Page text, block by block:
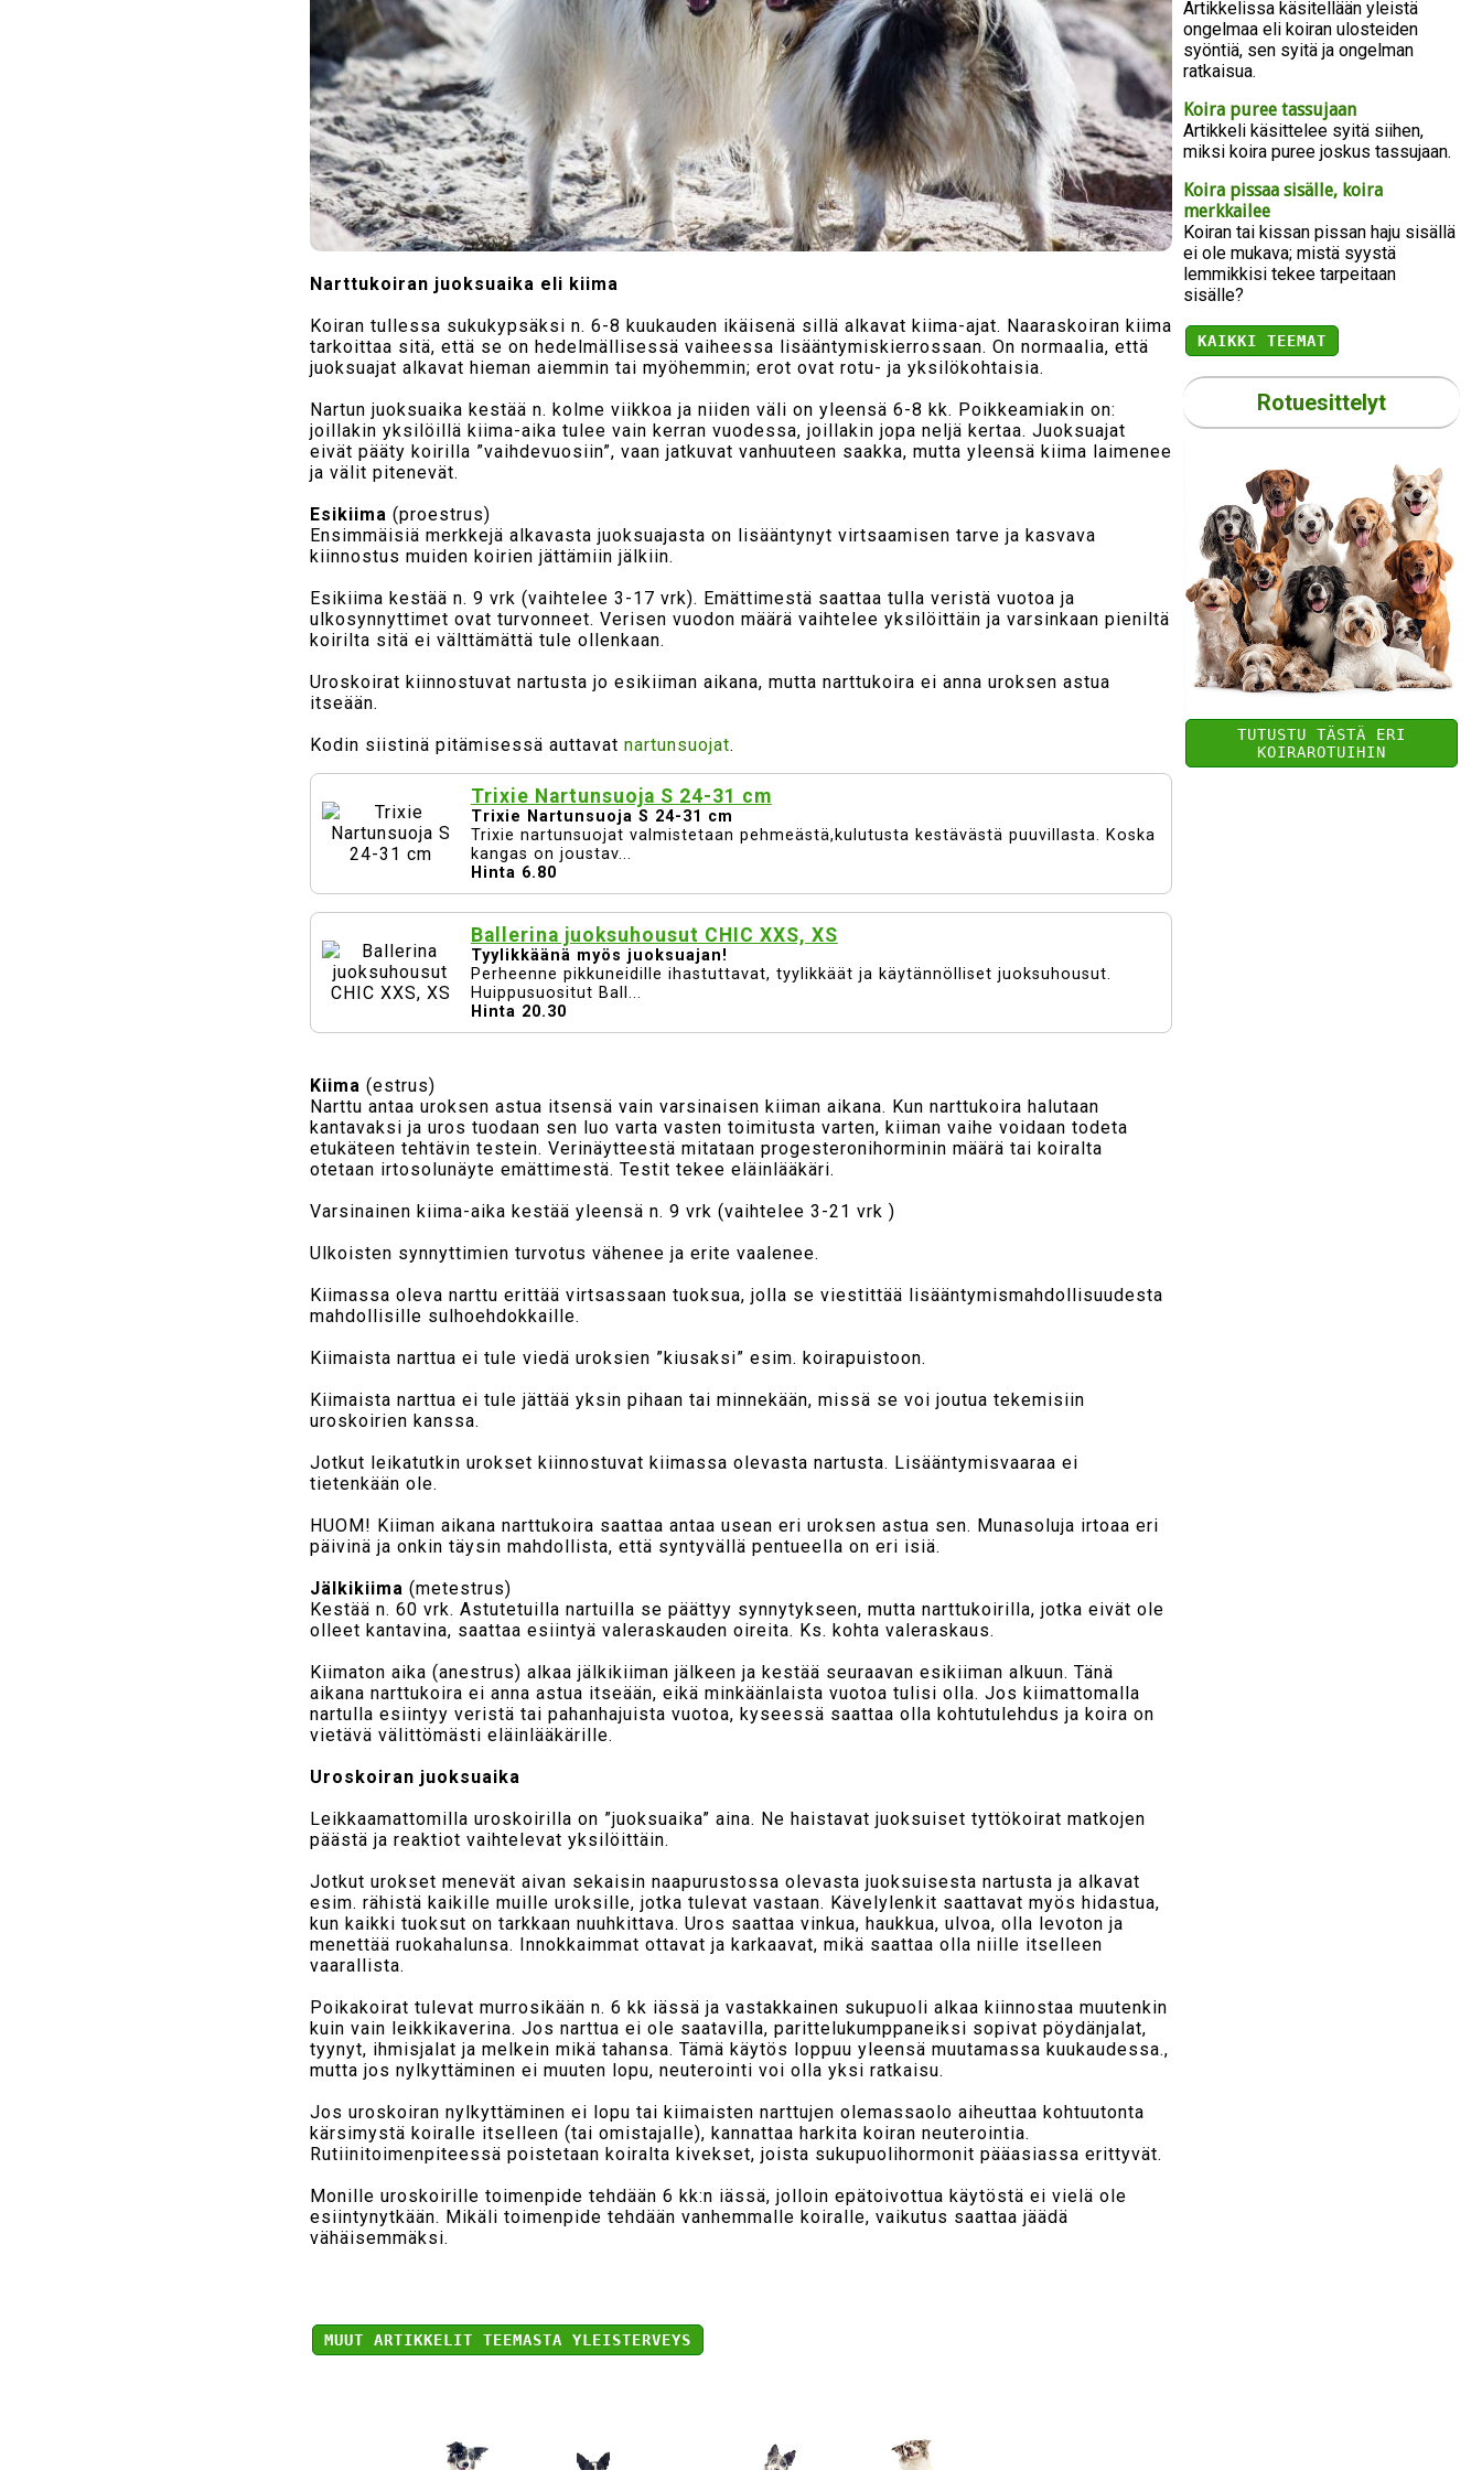
Narttukoiran juoksuaika eli kiima
Koiran tullessa sukukypsäksi n. 6-8 kuukauden ikäisenä sillä alkavat kiima-ajat. Naaraskoiran kiima
tarkoittaa sitä, että se on hedelmällisessä vaiheessa lisääntymiskierrossaan. On normaalia, että
juoksuajat alkavat hieman aiemmin tai myöhemmin; erot ovat rotu- ja yksilökohtaisia.
Nartun juoksuaika kestää n. kolme viikkoa ja niiden väli on yleensä 6-8 kk. Poikkeamiakin on:
joillakin yksilöillä kiima-aika tulee vain kerran vuodessa, joillakin jopa neljä kertaa. Juoksuajat
eivät pääty koirilla ”vaihdevuosiin”, vaan jatkuvat vanhuuteen saakka, mutta yleensä kiima laimenee
ja välit pitenevät.
Esikiima (proestrus)
Ensimmäisiä merkkejä alkavasta juoksuajasta on lisääntynyt virtsaamisen tarve ja kasvava
kiinnostus muiden koirien jättämiin jälkiin.
Esikiima kestää n. 9 vrk (vaihtelee 3-17 vrk). Emättimestä saattaa tulla veristä vuotoa ja
ulkosynnyttimet ovat turvonneet. Verisen vuodon määrä vaihtelee yksilöittäin ja varsinkaan pieniltä
koirilta sitä ei välttämättä tule ollenkaan.
Uroskoirat kiinnostuvat nartusta jo esikiiman aikana, mutta narttukoira ei anna uroksen astua
itseään.
Kodin siistinä pitämisessä auttavat nartunsuojat.
Trixie Nartunsuoja S 24-31 cm
Trixie Nartunsuoja S 24-31 cm
Trixie nartunsuojat valmistetaan pehmeästä,kulutusta kestävästä puuvillasta. Koska
kangas on joustav...
Hinta 6.80
Ballerina juoksuhousut CHIC XXS, XS
Tyylikkäänä myös juoksuajan!
Perheenne pikkuneidille ihastuttavat, tyylikkäät ja käytännölliset juoksuhousut.
Huippusuositut Ball...
Hinta 20.30
Kiima (estrus)
Narttu antaa uroksen astua itsensä vain varsinaisen kiiman aikana. Kun narttukoira halutaan
kantavaksi ja uros tuodaan sen luo varta vasten toimitusta varten, kiiman vaihe voidaan todeta
etukäteen tehtävin testein. Verinäytteestä mitataan progesteronihorminin määrä tai koiralta
otetaan irtosolunäyte emättimestä. Testit tekee eläinlääkäri.
Varsinainen kiima-aika kestää yleensä n. 9 vrk (vaihtelee 3-21 vrk )
Ulkoisten synnyttimien turvotus vähenee ja erite vaalenee.
Kiimassa oleva narttu erittää virtsassaan tuoksua, jolla se viestittää lisääntymismahdollisuudesta
mahdollisille sulhoehdokkaille.
Kiimaista narttua ei tule viedä uroksien ”kiusaksi” esim. koirapuistoon.
Kiimaista narttua ei tule jättää yksin pihaan tai minnekään, missä se voi joutua tekemisiin
uroskoirien kanssa.
Jotkut leikatutkin urokset kiinnostuvat kiimassa olevasta nartusta. Lisääntymisvaaraa ei
tietenkään ole.
HUOM! Kiiman aikana narttukoira saattaa antaa usean eri uroksen astua sen. Munasoluja irtoaa eri
päivinä ja onkin täysin mahdollista, että syntyvällä pentueella on eri isiä.
Jälkikiima (metestrus)
Kestää n. 60 vrk. Astutetuilla nartuilla se päättyy synnytykseen, mutta narttukoirilla, jotka eivät ole
olleet kantavina, saattaa esiintyä valeraskauden oireita. Ks. kohta valeraskaus.
Kiimaton aika (anestrus) alkaa jälkikiiman jälkeen ja kestää seuraavan esikiiman alkuun. Tänä
aikana narttukoira ei anna astua itseään, eikä minkäänlaista vuotoa tulisi olla. Jos kiimattomalla
nartulla esiintyy veristä tai pahanhajuista vuotoa, kyseessä saattaa olla kohtutulehdus ja koira on
vietävä välittömästi eläinlääkärille.
Uroskoiran juoksuaika
Leikkaamattomilla uroskoirilla on ”juoksuaika” aina. Ne haistavat juoksuiset tyttökoirat matkojen
päästä ja reaktiot vaihtelevat yksilöittäin.
Jotkut urokset menevät aivan sekaisin naapurustossa olevasta juoksuisesta nartusta ja alkavat
esim. rähistä kaikille muille uroksille, jotka tulevat vastaan. Kävelylenkit saattavat myös hidastua,
kun kaikki tuoksut on tarkkaan nuuhkittava. Uros saattaa vinkua, haukkua, ulvoa, olla levoton ja
menettää ruokahalunsa. Innokkaimmat ottavat ja karkaavat, mikä saattaa olla niille itselleen
vaarallista.
Poikakoirat tulevat murrosikään n. 6 kk iässä ja vastakkainen sukupuoli alkaa kiinnostaa muutenkin
kuin vain leikkikaverina. Jos narttua ei ole saatavilla, parittelukumppaneiksi sopivat pöydänjalat,
tyynyt, ihmisjalat ja melkein mikä tahansa. Tämä käytös loppuu yleensä muutamassa kuukaudessa.,
mutta jos nylkyttäminen ei muuten lopu, neuterointi voi olla yksi ratkaisu.
Jos uroskoiran nylkyttäminen ei lopu tai kiimaisten narttujen olemassaolo aiheuttaa kohtuutonta
kärsimystä koiralle itselleen (tai omistajalle), kannattaa harkita koiran neuterointia.
Rutiinitoimenpiteessä poistetaan koiralta kivekset, joista sukupuolihormonit pääasiassa erittyvät.
Monille uroskoirille toimenpide tehdään 6 kk:n iässä, jolloin epätoivottua käytöstä ei vielä ole
esiintynytkään. Mikäli toimenpide tehdään vanhemmalle koiralle, vaikutus saattaa jäädä
vähäisemmäksi.
MUUT ARTIKKELIT TEEMASTA YLEISTERVEYS
Huipputarjous Sinulle!
Haluatko saada tämän kätevän pohjavillaharjanpuoleen
Artikkelissa käsitellään yleistä
ongelmaa eli koiran ulosteiden
syöntiä, sen syitä ja ongelman
ratkaisua.
Koira puree tassujaan
Artikkeli käsittelee syitä siihen,
miksi koira puree joskus tassujaan.
Koira pissaa sisälle, koira
merkkailee
Koiran tai kissan pissan haju sisällä
ei ole mukava; mistä syystä
lemmikkisi tekee tarpeitaan
sisälle?
KAIKKI TEEMAT
Rotuesittelyt
TUTUSTU TÄSTÄ ERI
KOIRAROTUIHIN